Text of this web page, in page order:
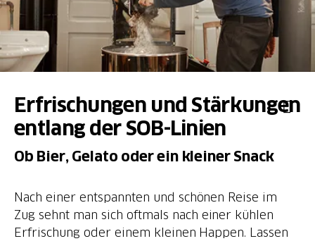
Erfrischungen und Stärkungen
entlang der SOB-Linien
Ob Bier, Gelato oder ein kleiner Snack
Nach einer entspannten und schönen Reise im
Zug sehnt man sich oftmals nach einer kühlen
Erfrischung oder einem kleinen Happen. Lassen